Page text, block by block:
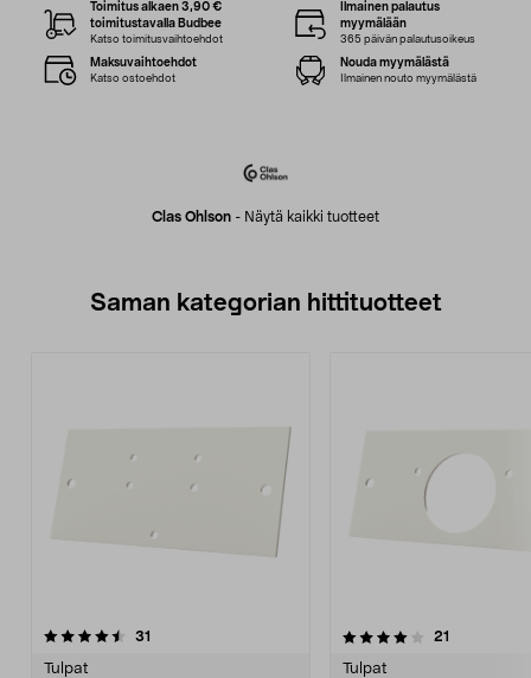
Clas Ohlson - Näytä kaikki tuotteet
Toimitus alkaen 3,90 €
toimitustavalla Budbee
Katso toimitusvaihtoehdot
Ilmainen palautus
myymälään
365 päivän palautusoikeus
Maksuvaihtoehdot
Katso ostoehdot
Nouda myymälästä
Ilmainen nouto myymälästä
Saman kategorian hittituotteet
31
Tulpat
4.0 viidestä
21
Tulpat
4.5 viidestä